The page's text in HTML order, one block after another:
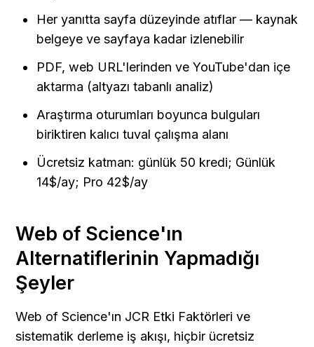
Her yanıtta sayfa düzeyinde atıflar — kaynak
belgeye ve sayfaya kadar izlenebilir
PDF, web URL'lerinden ve YouTube'dan içe
aktarma (altyazı tabanlı analiz)
Araştırma oturumları boyunca bulguları
biriktiren kalıcı tuval çalışma alanı
Ücretsiz katman: günlük 50 kredi; Günlük
14$/ay; Pro 42$/ay
Web of Science'ın
Alternatiflerinin Yapmadığı
Şeyler
Web of Science'ın JCR Etki Faktörleri ve
sistematik derleme iş akışı, hiçbir ücretsiz